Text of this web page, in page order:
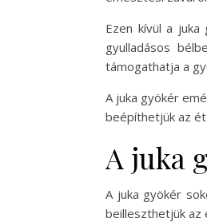
Ezen kívül a
gyulladásos
támogathatja a
A juka gyökér
beépíthetjük az
A juka
A juka gyökér
beilleszthetjük az